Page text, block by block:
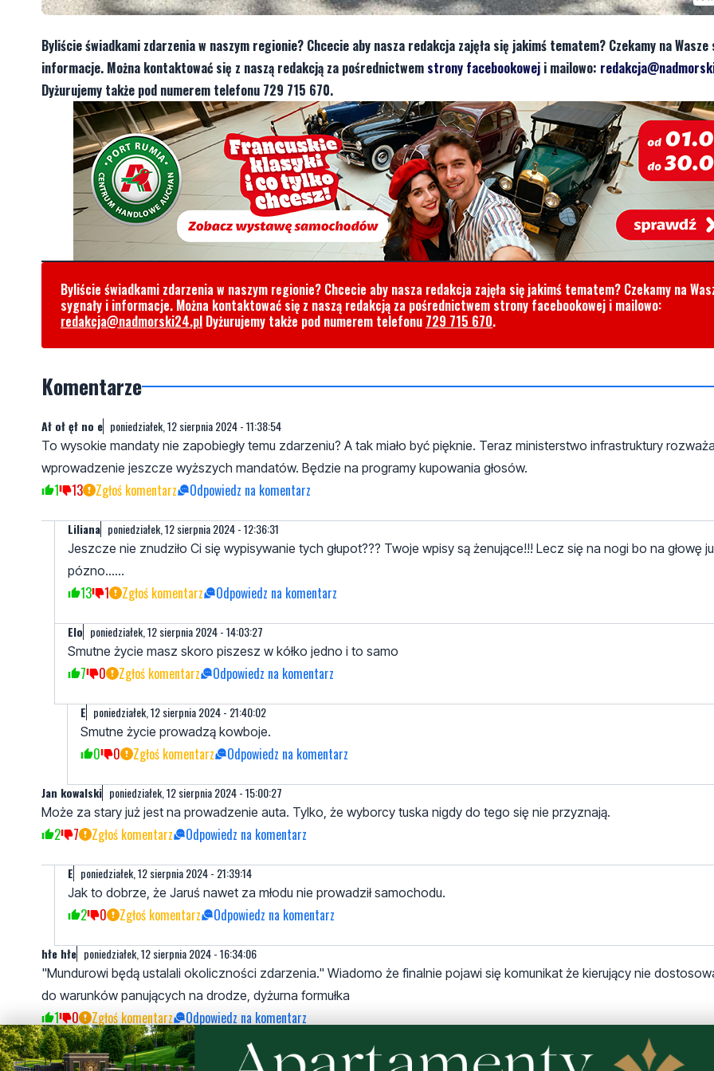
Byliście świadkami zdarzenia w naszym regionie? Chcecie aby nasza redakcja zajęła się jakimś tematem? Czekamy na Wasze
informacje. Można kontaktować się z naszą redakcją za pośrednictwem strony facebookowej i mailowo:
Dyżurujemy także pod numerem telefonu 729 715 670.
Byliście świadkami zdarzenia w naszym regionie? Chcecie aby nasza redakcja zajęła się jakimś tematem? Czekamy na
sygnały i informacje. Można kontaktować się z naszą redakcją za pośrednictwem strony facebookowej i mailowo:
redakcja@nadmorski24.pl Dyżurujemy także pod numerem telefonu 729 715 670.
Komentarze
Ał oł ęł no e poniedziałek, 12 sierpnia 2024 - 11:38:54
To wysokie mandaty nie zapobiegły temu zdarzeniu? A tak miało być pięknie. Teraz ministerstwo infrastruktury rozważa
wprowadzenie jeszcze wyższych mandatów. Będzie na programy kupowania głosów.
1 13 Zgłoś komentarz Odpowiedz na komentarz
Liliana poniedziałek, 12 sierpnia 2024 - 12:36:31
Jeszcze nie znudziło Ci się wypisywanie tych głupot??? Twoje wpisy są żenujące!!! Lecz się na nogi bo na głowę
pózno......
13 1 Zgłoś komentarz Odpowiedz na komentarz
Elo poniedziałek, 12 sierpnia 2024 - 14:03:27
Smutne życie masz skoro piszesz w kółko jedno i to samo
7 0 Zgłoś komentarz Odpowiedz na komentarz
E poniedziałek, 12 sierpnia 2024 - 21:40:02
Smutne życie prowadzą kowboje.
0 0 Zgłoś komentarz Odpowiedz na komentarz
Jan kowalski poniedziałek, 12 sierpnia 2024 - 15:00:27
Może za stary już jest na prowadzenie auta. Tylko, że wyborcy tuska nigdy do tego się nie przyznają.
2 7 Zgłoś komentarz Odpowiedz na komentarz
E poniedziałek, 12 sierpnia 2024 - 21:39:14
Jak to dobrze, że Jaruś nawet za młodu nie prowadził samochodu.
2 0 Zgłoś komentarz Odpowiedz na komentarz
hłe hłe poniedziałek, 12 sierpnia 2024 - 16:34:06
"Mundurowi będą ustalali okoliczności zdarzenia." Wiadomo że finalnie pojawi się komunikat że kierujący nie
do warunków panujących na drodze, dyżurna formułka
1 0 Zgłoś komentarz Odpowiedz na komentarz